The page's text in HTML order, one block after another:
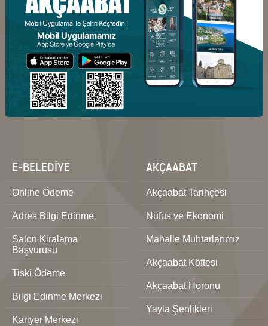
E-BELEDİYE
Online Ödeme
Adres Bilgi Edinme
Salon Kiralama
Başvurusu
Tiski Ödeme
Bilgi Edinme Merkezi
Kariyer Merkezi
AKÇAABAT
Akçaabat Tarihçesi
Nüfus ve Ekonomi
Mahalle Muhtarlarımız
Akçaabat Köftesi
Akçaabat Horonu
Yayla Şenlikleri